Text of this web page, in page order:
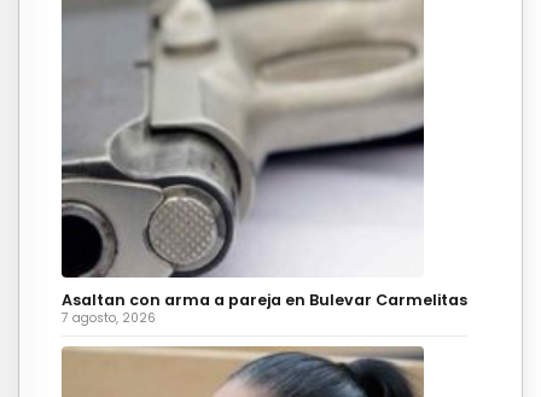
Asaltan con arma a pareja en Bulevar Carmelitas
7 agosto, 2026